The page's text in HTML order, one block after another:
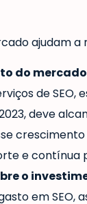
ajudam a
do
de SEO,
deve
e contínua
o
em SEO,